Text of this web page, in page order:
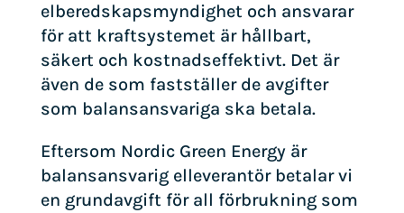
elberedskapsmyndighet och ansvarar
för att kraftsystemet är hållbart,
säkert och kostnadseffektivt. Det är
även de som fastställer de avgifter
som balansansvariga ska betala.
Eftersom Nordic Green Energy är
balansansvarig elleverantör betalar vi
en grundavgift för all förbrukning som